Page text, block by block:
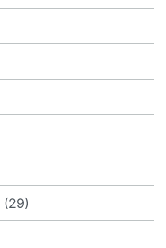
(29)